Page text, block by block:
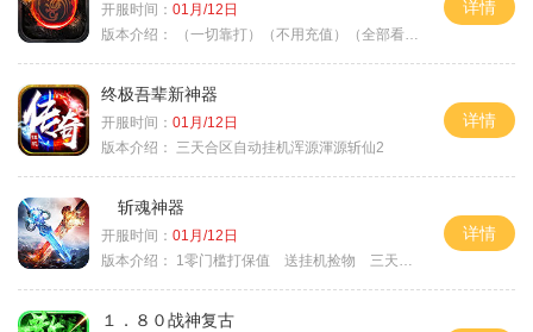
开服时间： 01月/12日
版本介绍：
（一切靠打）（不用充值）（全部看脸）
详情
终极吾辈新神器
开服时间： 01月/12日
版本介绍：
三天合区自动挂机浑源渾源斩仙2
详情
斩魂神器
开服时间： 01月/12日
版本介绍：
1零门槛打保值 送挂机捡物 三天合区
详情
１．８０战神复古